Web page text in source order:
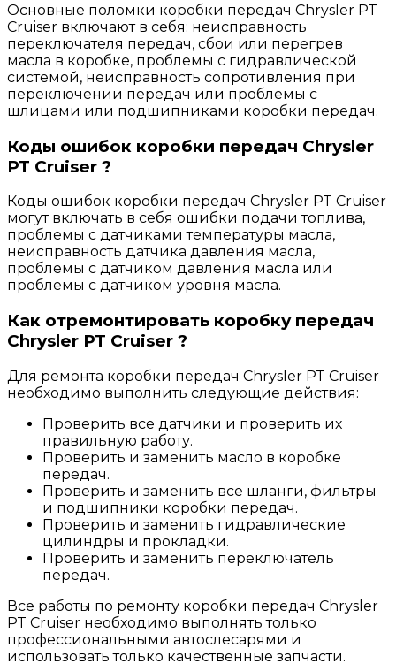
Основные поломки коробки передач Chrysler PT
Cruiser включают в себя: неисправность
переключателя передач, сбои или перегрев
масла в коробке, проблемы с гидравлической
системой, неисправность сопротивления при
переключении передач или проблемы с
шлицами или подшипниками коробки передач.
Коды ошибок коробки передач Chrysler
PT Cruiser ?
Коды ошибок коробки передач Chrysler PT Cruiser
могут включать в себя ошибки подачи топлива,
проблемы с датчиками температуры масла,
неисправность датчика давления масла,
проблемы с датчиком давления масла или
проблемы с датчиком уровня масла.
Как отремонтировать коробку передач
Chrysler PT Cruiser ?
Для ремонта коробки передач Chrysler PT Cruiser
необходимо выполнить следующие действия:
Проверить все датчики и проверить их
правильную работу.
Проверить и заменить масло в коробке
передач.
Проверить и заменить все шланги, фильтры
и подшипники коробки передач.
Проверить и заменить гидравлические
цилиндры и прокладки.
Проверить и заменить переключатель
передач.
Все работы по ремонту коробки передач Chrysler
PT Cruiser необходимо выполнять только
профессиональными автослесарями и
использовать только качественные запчасти.